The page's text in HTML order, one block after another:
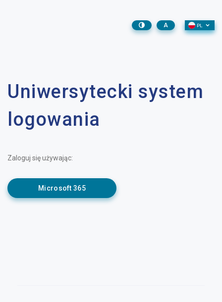
A PL
Uniwersytecki system
logowania
Zaloguj się używając:
Microsoft 365